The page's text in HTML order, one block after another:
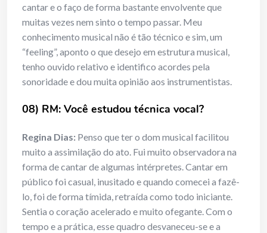
cantar e o faço de forma bastante envolvente que
muitas vezes nem sinto o tempo passar. Meu
conhecimento musical não é tão técnico e sim, um
“feeling”, aponto o que desejo em estrutura musical,
tenho ouvido relativo e identifico acordes pela
sonoridade e dou muita opinião aos instrumentistas.
08) RM: Você estudou técnica vocal?
Regina Dias: Penso que ter o dom musical facilitou
muito a assimilação do ato. Fui muito observadora na
forma de cantar de algumas intérpretes. Cantar em
público foi casual, inusitado e quando comecei a fazê-
lo, foi de forma tímida, retraída como todo iniciante.
Sentia o coração acelerado e muito ofegante. Com o
tempo e a prática, esse quadro desvaneceu-se e a